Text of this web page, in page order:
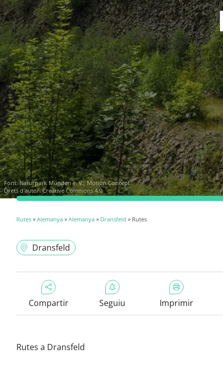
Font:Naturpark Münden e. V., Motion Concept
Drets d'autor: Creative Commons 4.0
Rutes » Alemanya » Alemanya » Dransfeld » Rutes
Dransfeld
Compartir Seguiu Imprimir
Rutes a Dransfeld